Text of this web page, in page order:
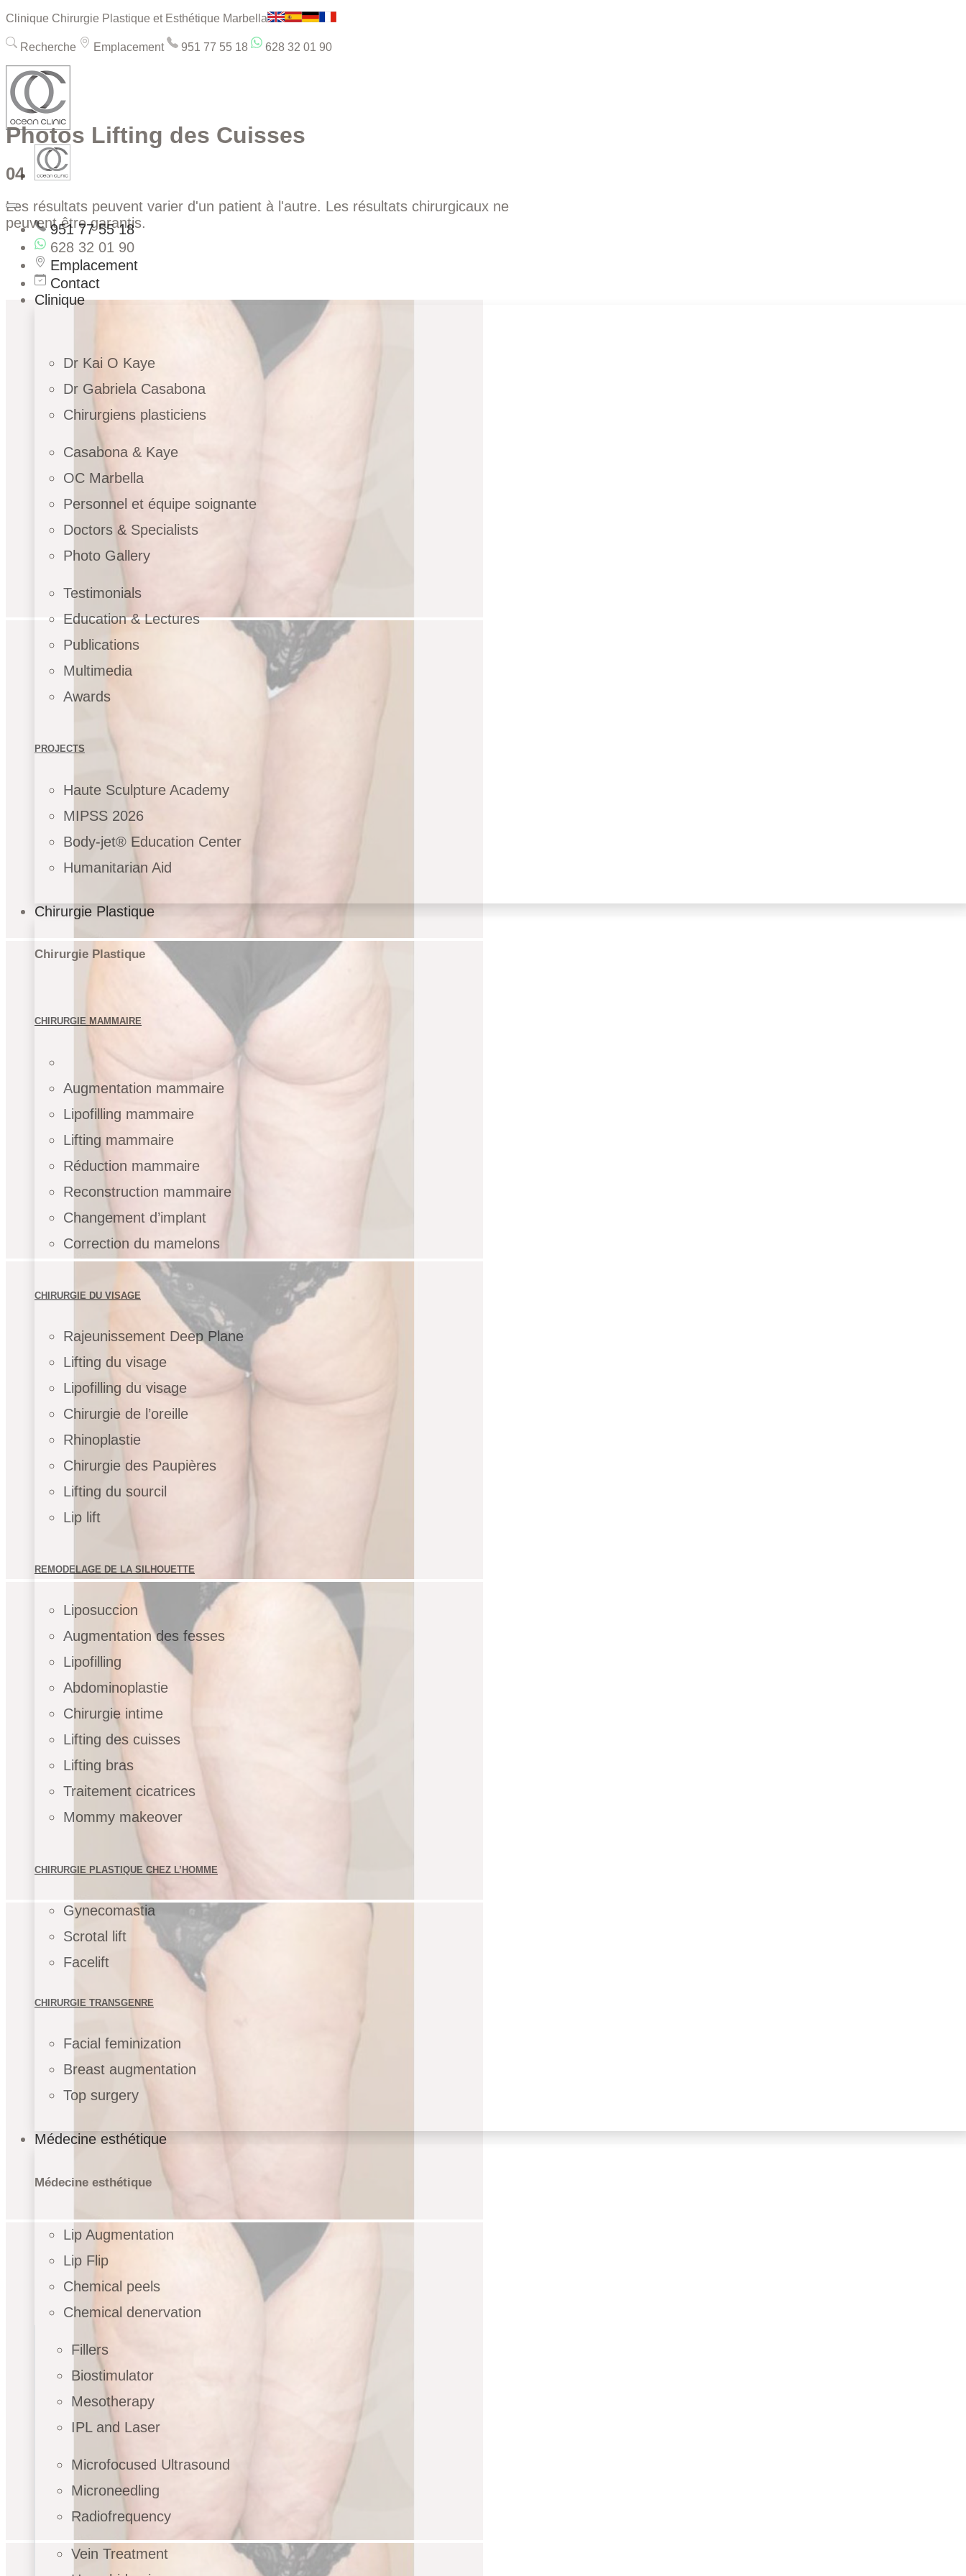
Clinique Chirurgie Plastique et Esthétique Marbella
Recherche Emplacement 951 77 55 18 628 32 01 90
951 77 55 18
628 32 01 90
Emplacement
Contact
Clinique
Dr Kai O Kaye
Dr Gabriela Casabona
Chirurgiens plasticiens
Casabona & Kaye
OC Marbella
Personnel et équipe soignante
Doctors & Specialists
Photo Gallery
Testimonials
Education & Lectures
Publications
Multimedia
Awards
PROJECTS
Haute Sculpture Academy
MIPSS 2026
Body-jet® Education Center
Humanitarian Aid
Chirurgie Plastique
Chirurgie Plastique
CHIRURGIE MAMMAIRE
Augmentation mammaire
Lipofilling mammaire
Lifting mammaire
Réduction mammaire
Reconstruction mammaire
Changement d’implant
Correction du mamelons
CHIRURGIE DU VISAGE
Rajeunissement Deep Plane
Lifting du visage
Lipofilling du visage
Chirurgie de l’oreille
Rhinoplastie
Chirurgie des Paupières
Lifting du sourcil
Lip lift
REMODELAGE DE LA SILHOUETTE
Liposuccion
Augmentation des fesses
Lipofilling
Abdominoplastie
Chirurgie intime
Lifting des cuisses
Lifting bras
Traitement cicatrices
Mommy makeover
CHIRURGIE PLASTIQUE CHEZ L’HOMME
Gynecomastia
Scrotal lift
Facelift
CHIRURGIE TRANSGENRE
Facial feminization
Breast augmentation
Top surgery
Médecine esthétique
Médecine esthétique
Lip Augmentation
Lip Flip
Chemical peels
Chemical denervation
Fillers
Biostimulator
Mesotherapy
IPL and Laser
Microfocused Ultrasound
Microneedling
Radiofrequency
Vein Treatment
Photos Lifting des Cuisses
04
Les résultats peuvent varier d'un patient à l'autre. Les résultats chirurgicaux ne
peuvent être garantis.